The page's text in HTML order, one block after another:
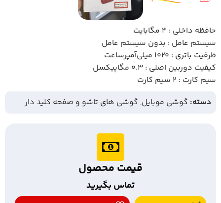
حافظه داخلی : ۴ مگابایت
سیستم عامل : بدون سیستم عامل
ظرفیت باتری : ۱۰۲۰ میلی‌آمپرساعت
کیفیت دوربین اصلی : ۰.۳ مگاپیکسل
سیم کارت : ۲ سیم کارت
دسته: گوشی موبایل, گوشی های تاشو و صفحه کلید دار
قیمت محصول
تماس بگیرید